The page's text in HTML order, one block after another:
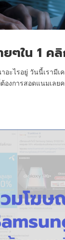
ๆใน 1 ค
ะไรอยู่ วันนี้เรามี
องการสอดแนมเล